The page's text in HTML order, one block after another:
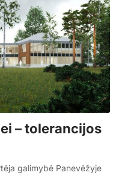
– tolerancijos
galimybė Panevėžyje